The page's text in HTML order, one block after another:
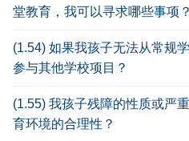
堂教育，我可以寻求哪些事项？
(1.54) 如果我孩子无法从常规
参与其他学校项目？
(1.55) 我孩子残障的性质或严
育环境的合理性？